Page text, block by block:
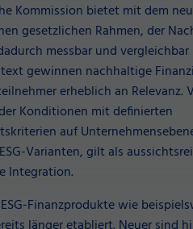
Kommission bietet mit dem
gesetzlichen Rahmen, der
messbar und vergleichbar
gewinnen nachhaltige
erheblich an Relevanz.
Konditionen mit definierten
auf
Varianten, gilt als
Integration.
Finanzprodukte wie